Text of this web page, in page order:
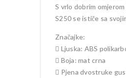
S vrlo dobrim
S250 se ističe sa
Značajke:
 Ljuska: ABS
 Boja: mat crna
 Pjena dvostruke